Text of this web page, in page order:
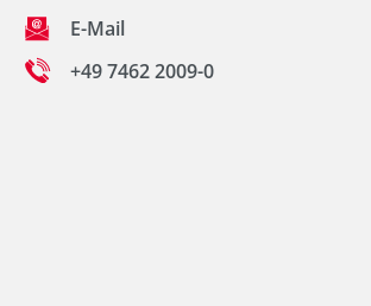
E-Mail
+49 7462 2009-0